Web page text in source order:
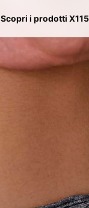
Scopri i prodotti X115